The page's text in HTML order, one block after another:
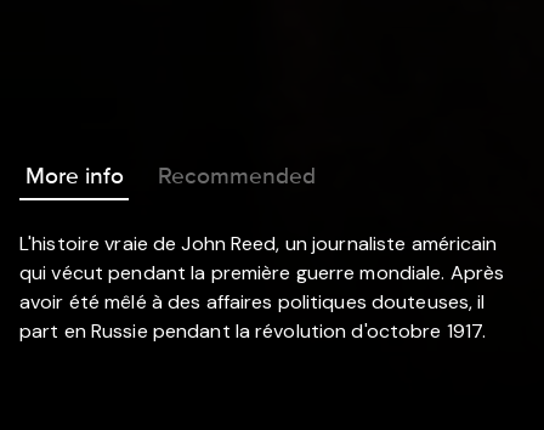
More info Recommended
L'histoire vraie de John Reed, un journaliste américain
qui vécut pendant la première guerre mondiale. Après
avoir été mêlé à des affaires politiques douteuses, il
part en Russie pendant la révolution d'octobre 1917.